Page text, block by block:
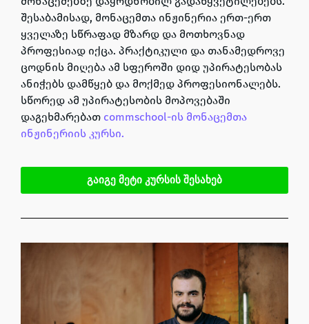
შესაბამისად, მონაცემთა ინჟინერია ერთ-ერთ
ყველაზე სწრაფად მზარდ და მოთხოვნად
პროფესიად იქცა. პრაქტიკული და თანამედროვე
ცოდნის მიღება ამ სფეროში დიდ უპირატესობას
ანიჭებს დამწყებ და მოქმედ პროფესიონალებს.
სწორედ ამ უპირატესობის მოპოვებაში
დაგეხმარებათ commschool-ის მონაცემთა
ინჟინერიის კურსი.
გაიგე მეტი კურსის შესახებ